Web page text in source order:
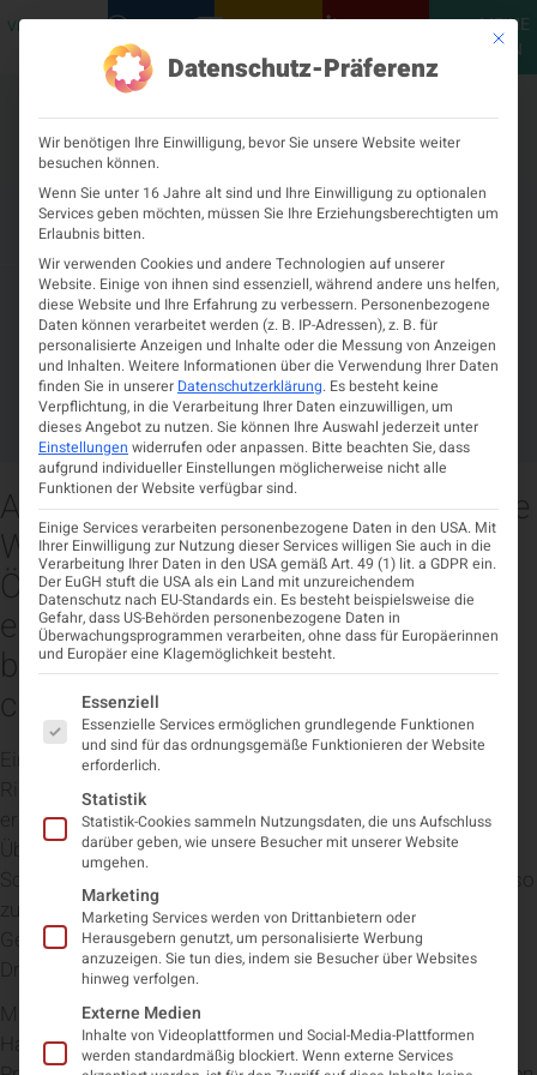
VERANSTALTUNGENPODCASTS NEUROLOGISCH KONTAKT
MEINE
ÖGN
Welt-Schlaganfalltag 2023
Mai 21, 2024 11:47 a.m.
BEI DER AKUTVERSORGUNG
VON SCHLAGANFALL-
PATIENT:INNEN LIEGT
ÖSTERREICH IM SPITZENFELD.
Am 29. Oktober findet der alljährliche
Welt-Schlaganfalltag statt. In
Österreich erleidet alle 27 Minuten
eine Person einen Schlaganfall, das
betrifft somit immer noch jährlich
circa 19.000 Österreicher:innen.
Ein Schlaganfall wird hauptsächlich durch die 5 häufigsten
Risikofaktoren ausgelöst. Dazu zählen Bluthochdruck,
erhöhte Fettwerte, Vorhofflimmern, Rauchen und
Übergewicht. „Es ist wichtig, gerade diese Einflüsse in der
Schlaganfall–Prävention im Blick zu haben und das Risiko so
zu minimieren“, so Präsident der Österreichischen
Gesellschaft für Neurologie, Univ.-Prof. Priv.-Doz.
Dr.med.univ. Christian Enzinger, MBA.
Mittlerweile wurden große Fortschritte in allen
Handlungsfeldern des Schlaganfalls erzielt, von der
Mit
Datenschutz-Präferenz
Wir benötigen Ihre Einwilligung, bevor Sie unsere Website weiter
besuchen können.
Wenn Sie unter 16 Jahre alt sind und Ihre Einwilligung zu optionalen
Services geben möchten, müssen Sie Ihre Erziehungsberechtigten um
Erlaubnis bitten.
Wir verwenden Cookies und andere Technologien auf unserer
Website. Einige von ihnen sind essenziell, während andere uns helfen,
diese Website und Ihre Erfahrung zu verbessern. Personenbezogene
Daten können verarbeitet werden (z. B. IP-Adressen), z. B. für
personalisierte Anzeigen und Inhalte oder die Messung von Anzeigen
und Inhalten.Weitere Informationen über die Verwendung Ihrer Daten
finden Sie in unserer Datenschutzerklärung. Es besteht keine
Verpflichtung, in die Verarbeitung Ihrer Daten einzuwilligen, um
dieses Angebot zu nutzen.Sie können Ihre Auswahl jederzeit unter
Einstellungen widerrufen oder anpassen. Bitte beachten Sie, dass
aufgrund individueller Einstellungen möglicherweise nicht alle
Funktionen der Website verfügbar sind.
Einige Services verarbeiten personenbezogene Daten in den USA. Mit
Ihrer Einwilligung zur Nutzung dieser Services willigen Sie auch in die
Verarbeitung Ihrer Daten in den USA gemäß Art. 49 (1) lit. a GDPR ein.
Der EuGH stuft die USA als ein Land mit unzureichendem
Datenschutz nach EU-Standards ein. Es besteht beispielsweise die
Gefahr, dass US-Behörden personenbezogene Daten in
Überwachungsprogrammen verarbeiten, ohne dass für Europäerinnen
und Europäer eine Klagemöglichkeit besteht.
Es folgt eine Liste der Service-Gruppen, für die eine
Essenziell
Essenzielle Services ermöglichen grundlegende Funktionen
und sind für das ordnungsgemäße Funktionieren der Website
erforderlich.
Statistik
Statistik-Cookies sammeln Nutzungsdaten, die uns Aufschluss
darüber geben, wie unsere Besucher mit unserer Website
umgehen.
Marketing
Marketing Services werden von Drittanbietern oder
Herausgebern genutzt, um personalisierte Werbung
anzuzeigen. Sie tun dies, indem sie Besucher über Websites
hinweg verfolgen.
Externe Medien
Inhalte von Videoplattformen und Social-Media-Plattformen
werden standardmäßig blockiert. Wenn externe Services